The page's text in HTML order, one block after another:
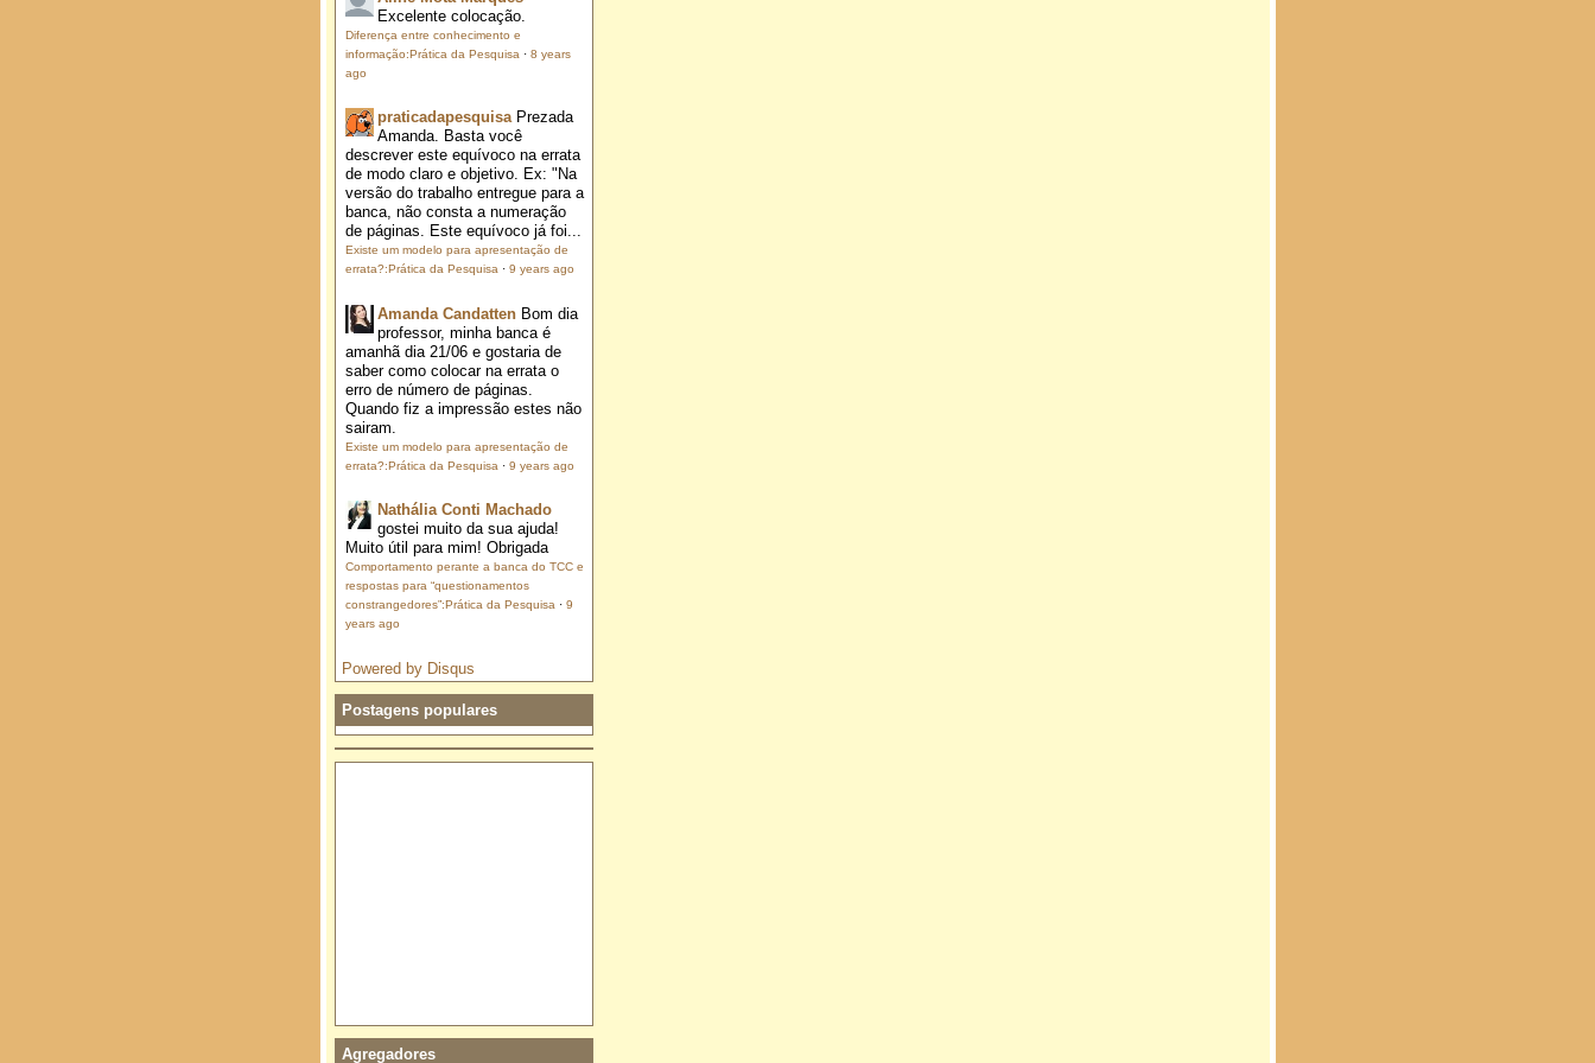
Excelente colocação.
Diferença entre conhecimento e
informação:Prática da Pesquisa · 8 years
ago
praticadapesquisa Prezada
Amanda. Basta você
descrever este equívoco na errata
de modo claro e objetivo. Ex: "Na
versão do trabalho entregue para a
banca, não consta a numeração
de páginas. Este equívoco já foi...
Existe um modelo para apresentação de
errata?:Prática da Pesquisa · 9 years ago
Amanda Candatten Bom dia
professor, minha banca é
amanhã dia 21/06 e gostaria de
saber como colocar na errata o
erro de número de páginas.
Quando fiz a impressão estes não
sairam.
Existe um modelo para apresentação de
errata?:Prática da Pesquisa · 9 years ago
Nathália Conti Machado
gostei muito da sua ajuda!
Muito útil para mim! Obrigada
Comportamento perante a banca do TCC e
respostas para “questionamentos
constrangedores”:Prática da Pesquisa · 9
years ago
Powered by Disqus
Postagens populares
Agregadores